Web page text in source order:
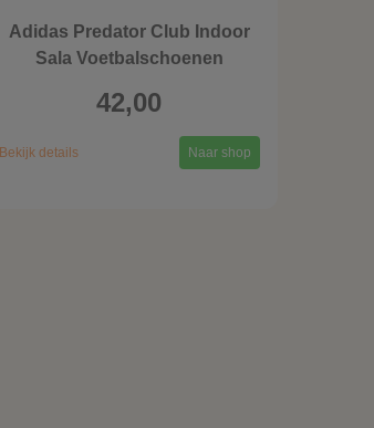
Adidas Predator Club Indoor
Sala Voetbalschoenen
42,00
Bekijk details Naar shop